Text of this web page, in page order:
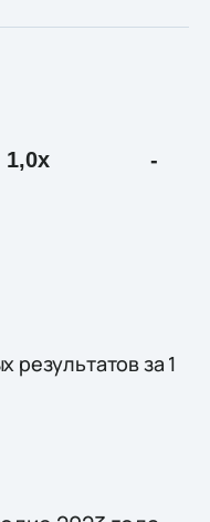
1,0х -
за 1